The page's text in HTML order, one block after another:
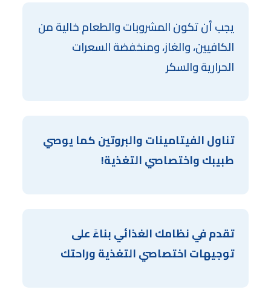
يجب أن تكون المشروبات والطعام خالية من
الكافيين، والغاز، ومنخفضة السعرات
الحرارية والسكر
تناول الفيتامينات والبروتين كما يوصي
طبيبك واختصاصي التغذية!
تقدم في نظامك الغذائي بناءً على
توجيهات اختصاصي التغذية وراحتك